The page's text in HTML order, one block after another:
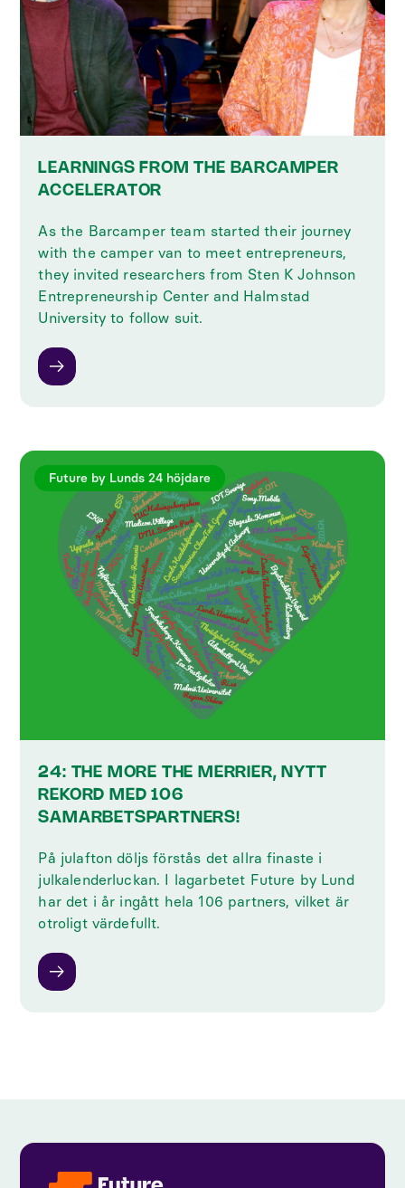
LEARNINGS FROM THE BARCAMPER
ACCELERATOR
As the Barcamper team started their journey
with the camper van to meet entrepreneurs,
they invited researchers from Sten K Johnson
Entrepreneurship Center and Halmstad
University to follow suit.
Future by Lunds 24 höjdare
24: THE MORE THE MERRIER, NYTT
REKORD MED 106
SAMARBETSPARTNERS!
På julafton döljs förstås det allra finaste i
julkalenderluckan. I lagarbetet Future by Lund
har det i år ingått hela 106 partners, vilket är
otroligt värdefullt.